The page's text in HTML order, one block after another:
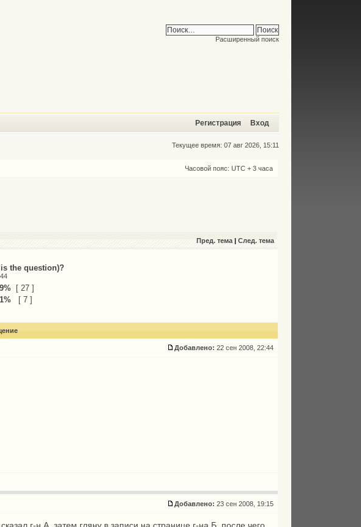
Расширенный поиск
Регистрация Вход
Текущее время: 07 авг 2026, 15:11
Часовой пояс: UTC + 3 часа
Пред. тема |След. тема
the question)?
[ 27 ]
[ 7 ]
Добавлено: 22 сен 2008, 22:44
Добавлено: 23 сен 2008, 19:15